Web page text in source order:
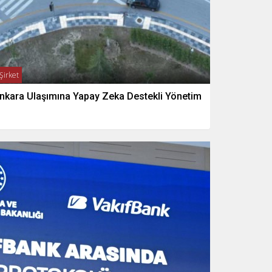
Şirket
Ulaşımına Yapay Zeka Destekli Yönetim